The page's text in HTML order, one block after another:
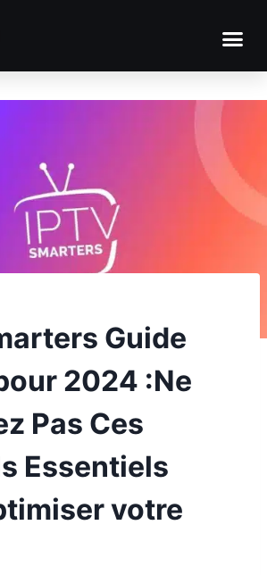
Guide
2024 :Ne
Pas Ces
Essentiels
votre